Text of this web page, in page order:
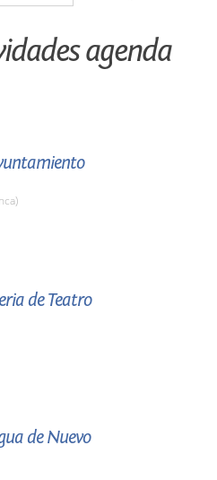
agenda
de Teatro
de Nuevo